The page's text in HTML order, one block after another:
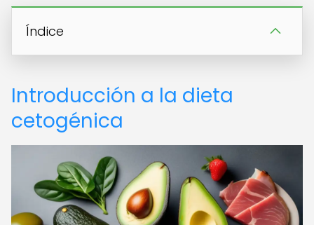
Índice
Introducción a la dieta
cetogénica